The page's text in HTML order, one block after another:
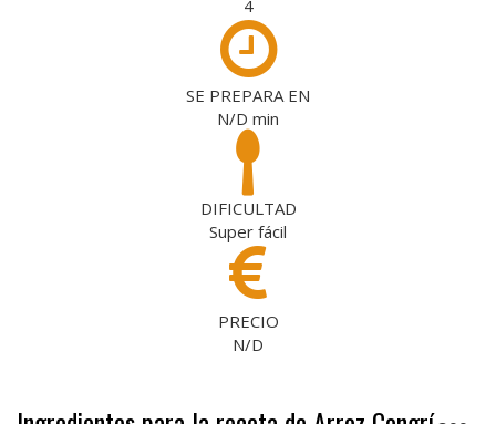
4
SE PREPARA EN
N/D min
DIFICULTAD
Super fácil
PRECIO
N/D